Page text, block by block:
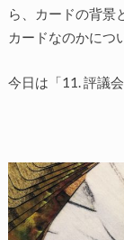
ら、カードの背景
カードなのかにつ
今日は「11. 評議